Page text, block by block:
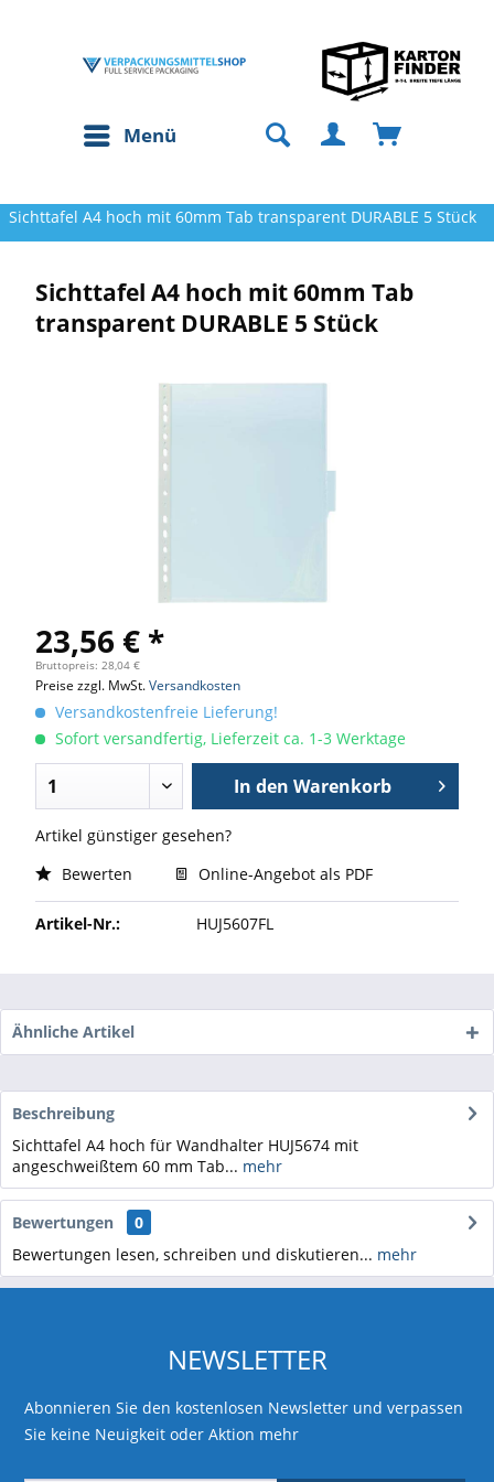
Menü
Sichttafel A4 hoch mit 60mm Tab transparent DURABLE 5 Stück
Sichttafel A4 hoch mit 60mm Tab
transparent DURABLE 5 Stück
23,56 € *
Bruttopreis: 28,04 €
Preise zzgl. MwSt.Versandkosten
Versandkostenfreie Lieferung!
Sofort versandfertig, Lieferzeit ca. 1-3 Werktage
In den Warenkorb
Artikel günstiger gesehen?
Bewerten
Online-Angebot als PDF
Artikel-Nr.: HUJ5607FL
Ähnliche Artikel
Beschreibung
Sichttafel A4 hoch für Wandhalter HUJ5674 mit
angeschweißtem 60 mm Tab... mehr
Bewertungen
0
Bewertungen lesen, schreiben und diskutieren... mehr
NEWSLETTER
Abonnieren Sie den kostenlosen Newsletter und verpassen
Sie keine Neuigkeit oder Aktion mehr